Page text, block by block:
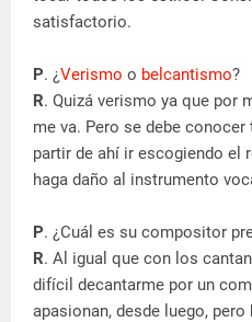
satisfactorio.
P. ¿Verismo o belcantismo?
R. Quizá verismo ya que por
me va. Pero se debe
partir de ahí ir escogiendo el
haga daño al instrumento
P. ¿Cuál es su compositor
R. Al igual que con los
difícil decantarme por un
apasionan, desde luego, pero